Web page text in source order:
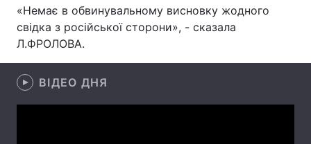
Головна
Україна
Економіка Світ
«Немає в обвинувальному висновку жодного
свідка з російської сторони», - сказала
Л.ФРОЛОВА.
ВІДЕО ДНЯ